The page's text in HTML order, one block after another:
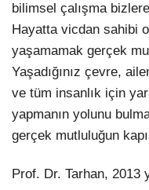
bilimsel çalışma
Hayatta vicdan sahibi
yaşamamak gerçek
Yaşadığınız çevre,
ve tüm insanlık için
yapmanın yolunu
gerçek mutluluğun
Prof. Dr. Tarhan, 2013